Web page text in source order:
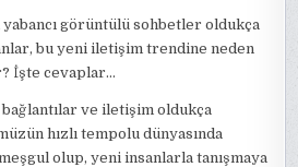
görüntülü sohbetler oldukça
bu yeni iletişim trendine neden
İşte cevaplar…
ve iletişim oldukça
hızlı tempolu dünyasında
olup, yeni insanlarla tanışmaya